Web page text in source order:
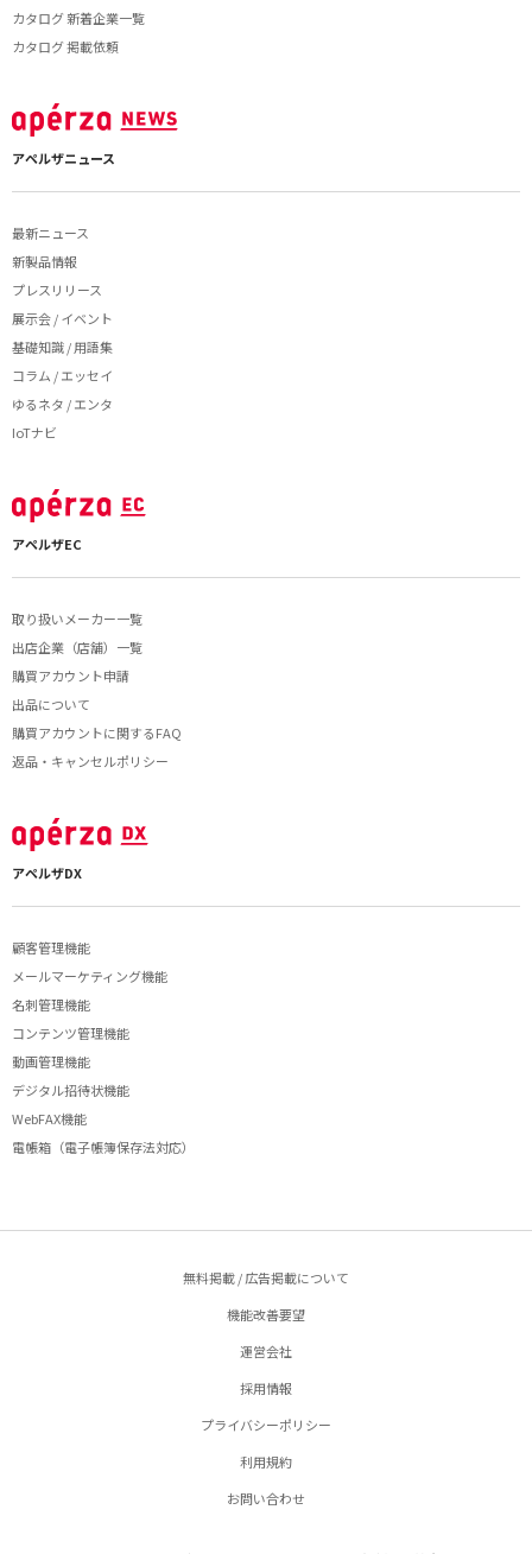
カタログ 新着企業一覧
カタログ 掲載依頼
アペルザニュース
最新ニュース
新製品情報
プレスリリース
展示会 / イベント
基礎知識 / 用語集
コラム / エッセイ
ゆるネタ / エンタ
IoTナビ
アペルザEC
取り扱いメーカー一覧
出店企業（店舗）一覧
購買アカウント申請
出品について
購買アカウントに関するFAQ
返品・キャンセルポリシー
アペルザDX
顧客管理機能
メールマーケティング機能
名刺管理機能
コンテンツ管理機能
動画管理機能
デジタル招待状機能
WebFAX機能
電帳箱（電子帳簿保存法対応）
無料掲載 / 広告掲載について
機能改善要望
運営会社
採用情報
プライバシーポリシー
利用規約
お問い合わせ